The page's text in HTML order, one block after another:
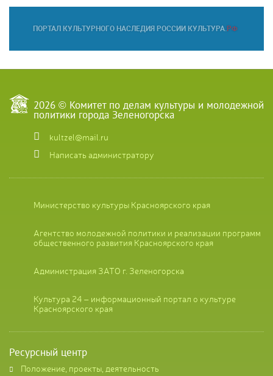
2026 © Комитет по делам культуры и молодежной
политики города Зеленогорска
kultzel@mail.ru
Написать администратору
Министерство культуры Красноярского края
Агентство молодежной политики и реализации программ
общественного развития Красноярского края
Администрация ЗАТО г. Зеленогорска
Культура 24 – информационный портал о культуре
Красноярского края
Ресурсный центр
Положение, проекты, деятельность